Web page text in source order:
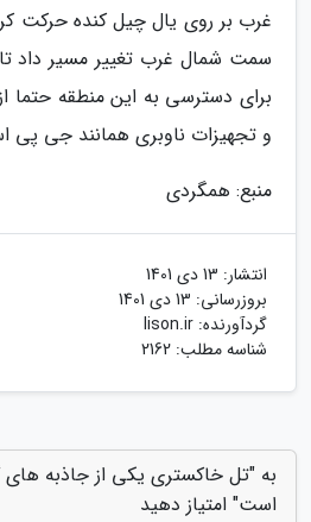
سمت شمال غرب تغییر مسیر داد
برای دسترسی به این منطقه حتما
و تجهیزات ناوبری همانند جی پی
منبع: همگردی
انتشار: 13 دی 1401
بروزرسانی: 13 دی 1401
گردآورنده: lison.ir
شناسه مطلب: 2162
به "تل خاکستری یکی از جاذبه
است" امتیاز دهید